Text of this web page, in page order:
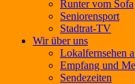
Runter vom Sofa
Seniorensport
Stadtrat-TV
Wir über uns
Lokalfernsehen
Empfang und
Sendezeiten